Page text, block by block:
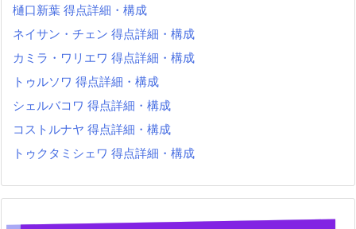
樋口新葉 得点詳細・構成
ネイサン・チェン 得点詳細・構成
カミラ・ワリエワ 得点詳細・構成
トゥルソワ 得点詳細・構成
シェルバコワ 得点詳細・構成
コストルナヤ 得点詳細・構成
トゥクタミシェワ 得点詳細・構成